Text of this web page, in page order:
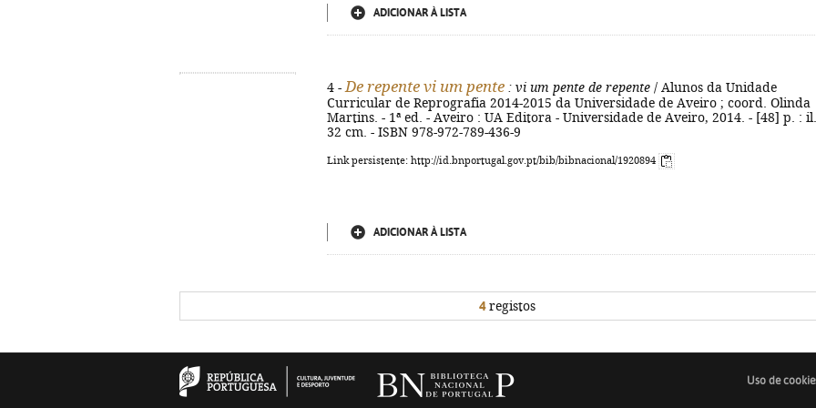
ADICIONAR À LISTA
4 - De repente vi um pente : vi um pente de repente / Alunos da Unidade
Curricular de Reprografia 2014-2015 da Universidade de Aveiro ; coord. Olinda
Martins. - 1ª ed. - Aveiro : UA Editora - Universidade de Aveiro, 2014. - [48] p. :
32 cm. - ISBN 978-972-789-436-9
Link persistente: http://id.bnportugal.gov.pt/bib/bibnacional/1920894
ADICIONAR À LISTA
4registos
Uso de